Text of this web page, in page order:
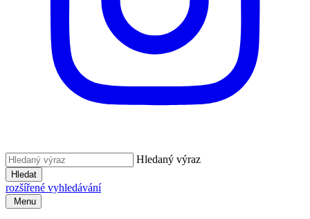
Hledaný výraz
Hledat
rozšířené vyhledávání
Menu